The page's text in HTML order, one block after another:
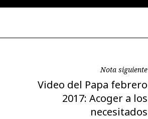
Nota siguiente
Nota
siguiente
Video del Papa febrero
2017: Acoger a los
necesitados